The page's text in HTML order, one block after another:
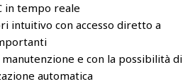
in tempo reale
intuitivo con accesso diretto a
e con la possibilità di
automatica